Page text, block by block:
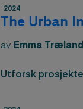
2024
The Urban
av Emma
Utforsk